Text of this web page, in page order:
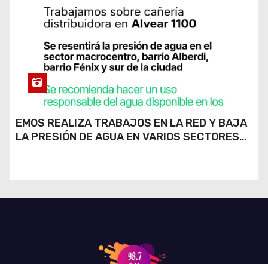
EMOS REALIZA TRABAJOS EN LA RED Y BAJA
LA PRESIÓN DE AGUA EN VARIOS SECTORES